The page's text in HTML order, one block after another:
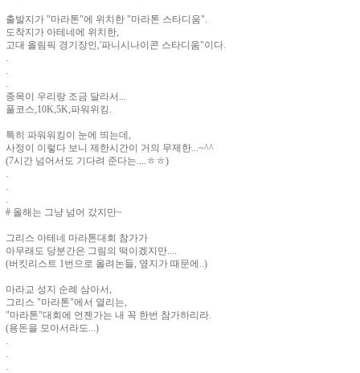
출발지가 "마라톤"에 위치한 "마라톤 스타디움".
도착지가 아테네에 위치한,
고대 올림픽 경기장인,'파니시나이콘 스타디움"이다.
.
.
.
종목이 우리랑 조금 달라서...
풀코스,10K,5K,파워위킹.
특히 파워워킹이 눈에 띄는데,
사정이 이렇다 보니 제한시간이 거의 무제한...~^^
(7시간 넘어서도 기다려 준다는....ㅎㅎ)
.
.
.
# 올해는 그냥 넘어 갔지만~
그리스 아테네 마라톤대회 참가가
아무래도 당분간은 그림의 떡이겠지만....
(버킷리스트 1번으로 올려논들, 옆지가 때문에..)
마라교 성지 순례 삼아서,
그리스 "마라톤"에서 열리는,
"마라톤"대회에 언젠가는 내 꼭 한번 참가하리라.
(용돈을 모아서라도...)
.
.
.